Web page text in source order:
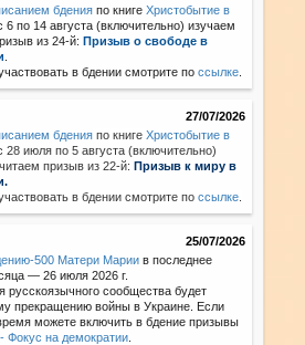
бдения по книгеХристобытие в
с 6 по 14 августа (включительно) изучаем
из 24-й:Призыв о свободе в
в бдении смотрите поссылке
27/07/2026
бдения по книгеХристобытие в
28 июля по 5 августа (включительно)
призыв из 22-й:Призыв к миру в
в бдении смотрите поссылке
25/07/2026
500 Матери Марии в последнее
— 26 июля 2026 г.
русскоязычного сообщества будет
прекращению войны в Украине. Если
можете включить в бдение призывы
Фокус на демократии